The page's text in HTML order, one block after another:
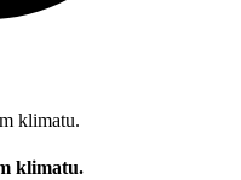
klimatu.